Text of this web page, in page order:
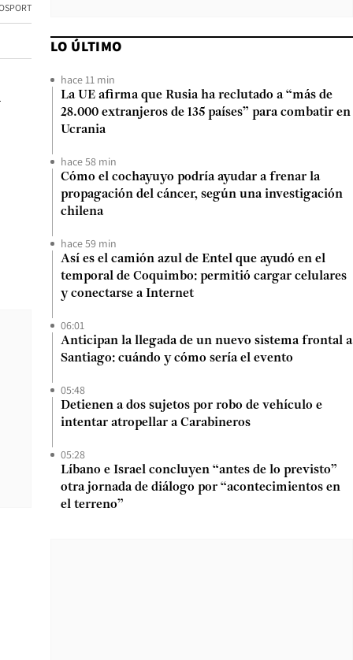
LO ÚLTIMO
hace 11 min
La UE afirma que Rusia ha reclutado a “más de
28.000 extranjeros de 135 países” para combatir en
Ucrania
hace 58 min
Cómo el cochayuyo podría ayudar a frenar la
propagación del cáncer, según una investigación
chilena
hace 59 min
Así es el camión azul de Entel que ayudó en el
temporal de Coquimbo: permitió cargar celulares
y conectarse a Internet
06:01
Anticipan la llegada de un nuevo sistema frontal a
Santiago: cuándo y cómo sería el evento
05:48
Detienen a dos sujetos por robo de vehículo e
intentar atropellar a Carabineros
05:28
Líbano e Israel concluyen “antes de lo previsto”
otra jornada de diálogo por “acontecimientos en
el terreno”